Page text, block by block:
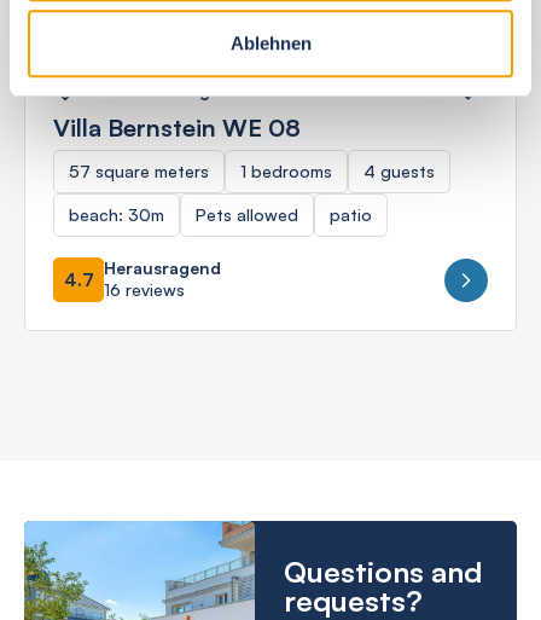
Ablehnen
Villa Bernstein WE 08
57 square meters 1 bedrooms 4 guests
beach: 30m Pets allowed patio
4.7
Herausragend
16 reviews
Questions and
requests?